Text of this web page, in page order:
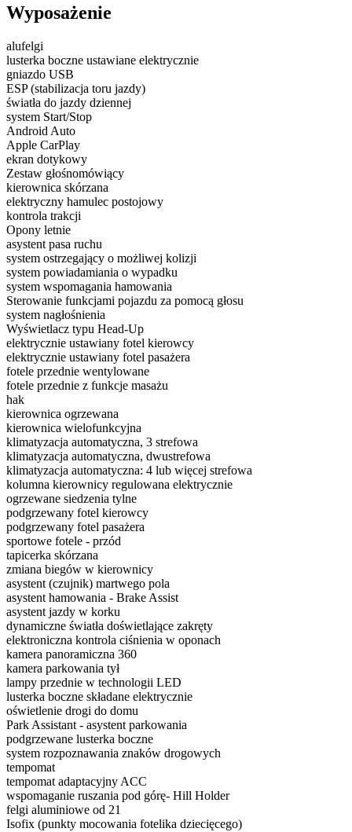
Wyposażenie
alufelgi
lusterka boczne ustawiane elektrycznie
gniazdo USB
ESP (stabilizacja toru jazdy)
światła do jazdy dziennej
system Start/Stop
Android Auto
Apple CarPlay
ekran dotykowy
Zestaw głośnomówiący
kierownica skórzana
elektryczny hamulec postojowy
kontrola trakcji
Opony letnie
asystent pasa ruchu
system ostrzegający o możliwej kolizji
system powiadamiania o wypadku
system wspomagania hamowania
Sterowanie funkcjami pojazdu za pomocą głosu
system nagłośnienia
Wyświetlacz typu Head-Up
elektrycznie ustawiany fotel kierowcy
elektrycznie ustawiany fotel pasażera
fotele przednie wentylowane
fotele przednie z funkcje masażu
hak
kierownica ogrzewana
kierownica wielofunkcyjna
klimatyzacja automatyczna, 3 strefowa
klimatyzacja automatyczna, dwustrefowa
klimatyzacja automatyczna: 4 lub więcej strefowa
kolumna kierownicy regulowana elektrycznie
ogrzewane siedzenia tylne
podgrzewany fotel kierowcy
podgrzewany fotel pasażera
sportowe fotele - przód
tapicerka skórzana
zmiana biegów w kierownicy
asystent (czujnik) martwego pola
asystent hamowania - Brake Assist
asystent jazdy w korku
dynamiczne światła doświetlające zakręty
elektroniczna kontrola ciśnienia w oponach
kamera panoramiczna 360
kamera parkowania tył
lampy przednie w technologii LED
lusterka boczne składane elektrycznie
oświetlenie drogi do domu
Park Assistant - asystent parkowania
podgrzewane lusterka boczne
system rozpoznawania znaków drogowych
tempomat
tempomat adaptacyjny ACC
wspomaganie ruszania pod górę- Hill Holder
felgi aluminiowe od 21
Isofix (punkty mocowania fotelika dziecięcego)